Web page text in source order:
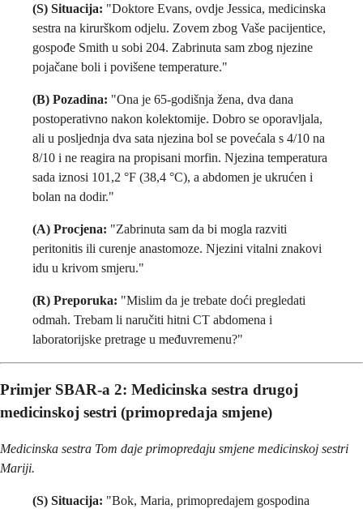
(S) Situacija: "Doktore Evans, ovdje Jessica, medicinska
sestra na kirurškom odjelu. Zovem zbog Vaše pacijentice,
gospođe Smith u sobi 204. Zabrinuta sam zbog njezine
pojačane boli i povišene temperature."
(B) Pozadina: "Ona je 65-godišnja žena, dva dana
postoperativno nakon kolektomije. Dobro se oporavljala,
ali u posljednja dva sata njezina bol se povećala s 4/10 na
8/10 i ne reagira na propisani morfin. Njezina temperatura
sada iznosi 101,2 °F (38,4 °C), a abdomen je ukrućen i
bolan na dodir."
(A) Procjena: "Zabrinuta sam da bi mogla razviti
peritonitis ili curenje anastomoze. Njezini vitalni znakovi
idu u krivom smjeru."
(R) Preporuka: "Mislim da je trebate doći pregledati
odmah. Trebam li naručiti hitni CT abdomena i
laboratorijske pretrage u međuvremenu?"
Primjer SBAR-a 2: Medicinska sestra drugoj
medicinskoj sestri (primopredaja smjene)
Medicinska sestra Tom daje primopredaju smjene medicinskoj sestri
Mariji.
(S) Situacija: "Bok, Maria, primopredajem gospodina